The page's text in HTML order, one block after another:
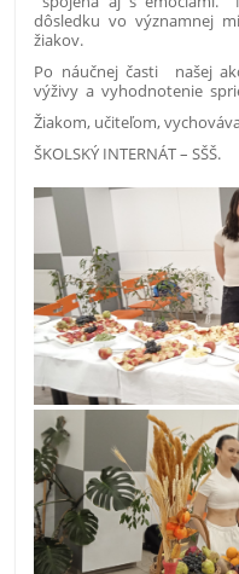
dôsledku vo významnej
žiakov.
Po náučnej časti našej
výživy a vyhodnotenie
Žiakom, učiteľom,
ŠKOLSKÝ INTERNÁT – SŠŠ.